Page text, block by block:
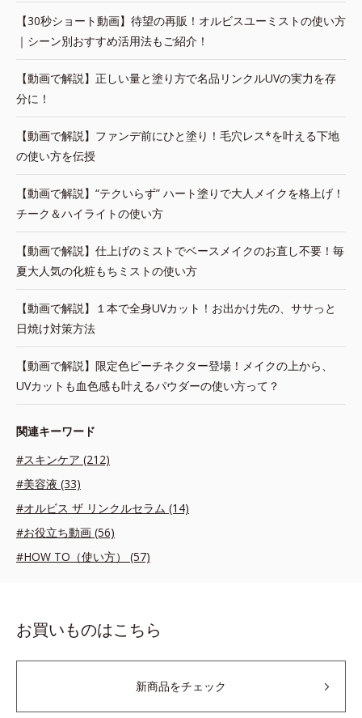
【30秒ショート動画】待望の再販！オルビスユーミストの使い方
｜シーン別おすすめ活用法もご紹介！
【動画で解説】正しい量と塗り方で名品リンクルUVの実力を存
分に！
【動画で解説】ファンデ前にひと塗り！毛穴レス*を叶える下地
の使い方を伝授
【動画で解説】“テクいらず” ハート塗りで大人メイクを格上げ！
チーク＆ハイライトの使い方
【動画で解説】仕上げのミストでベースメイクのお直し不要！毎
夏大人気の化粧もちミストの使い方
【動画で解説】１本で全身UVカット！お出かけ先の、ササっと
日焼け対策方法
【動画で解説】限定色ピーチネクター登場！メイクの上から、
UVカットも血色感も叶えるパウダーの使い方って？
関連キーワード
#スキンケア (212)
#美容液 (33)
#オルビス ザ リンクルセラム (14)
#お役立ち動画 (56)
#HOW TO（使い方） (57)
お買いものはこちら
新商品をチェック